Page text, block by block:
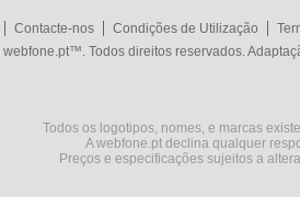
Contacte-nos Condições de Utilização
webfone.pt™. Todos direitos reservados.
Todos os logotipos, nomes, e marcas
A webfone.pt declina qualquer
Preços e especificações sujeitos a